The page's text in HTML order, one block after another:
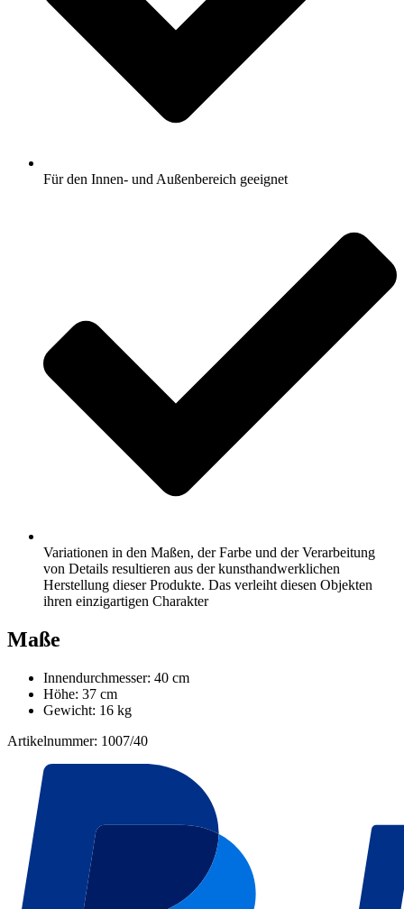
Für den Innen- und Außenbereich geeignet
Variationen in den Maßen, der Farbe und der Verarbeitung
von Details resultieren aus der kunsthandwerklichen
Herstellung dieser Produkte. Das verleiht diesen Objekten
ihren einzigartigen Charakter
Maße
Innendurchmesser: 40 cm
Höhe: 37 cm
Gewicht: 16 kg
Artikelnummer: 1007/40